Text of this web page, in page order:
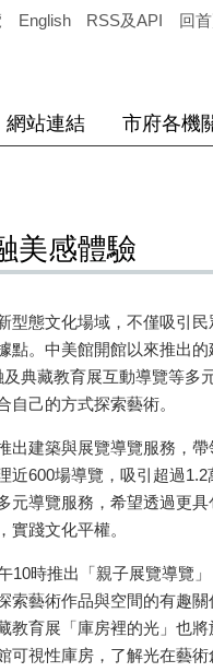
English RSS及API 回
網站連結 市府各機
美感體驗
型態文化場域，不僅吸引
點。中美館開館以來推出
典藏教育展互動導覽等多
己的方式探索藝術。
出建築與展覽導覽服務，
600場導覽，吸引超過1.2
元導覽服務，希望透過更
踐文化平權。
10時推出「親子展覽導覽
索藝術作品與空間的有趣
教育展「庫房裡的光」也將
可視性庫房，了解光在藝